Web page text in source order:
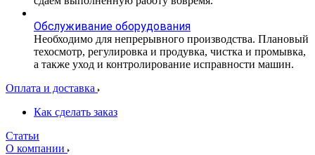
Обслуживание оборудования
Необходимо для непрерывного производства. Плановый
техосмотр, регулировка и продувка, чистка и промывка,
а также уход и контролирование исправности машин.
Оплата и доставка
Как сделать заказ
Статьи
О компании